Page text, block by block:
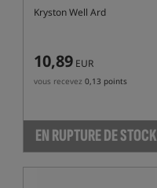
Kryston Well Ard
10,89 EUR
vous recevez 0,13 points
EN RUPTURE DE STOCK